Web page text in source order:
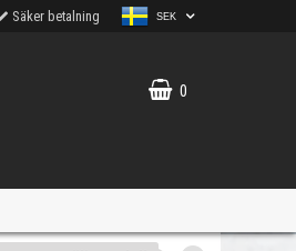
Säker betalning SEK
0